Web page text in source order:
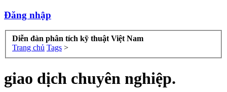
Đăng nhập
Diễn đàn phân tích kỹ thuật Việt Nam
Trang chủ Tags >
giao dịch chuyên nghiệp.